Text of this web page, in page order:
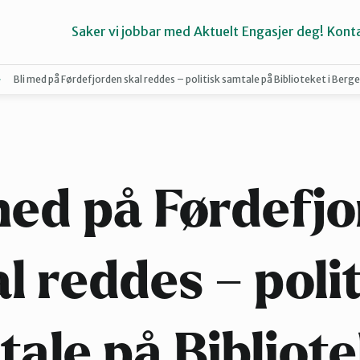
Kinn
Saker vi jobbar med Aktuelt Engasjer deg!
Bli med på Førdefjorden skal reddes – politisk samtale på Biblioteket i
på
reddes –